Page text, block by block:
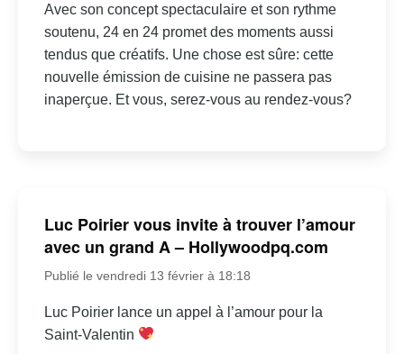
Avec son concept spectaculaire et son rythme
soutenu, 24 en 24 promet des moments aussi
tendus que créatifs. Une chose est sûre: cette
nouvelle émission de cuisine ne passera pas
inaperçue. Et vous, serez-vous au rendez-vous?
Luc Poirier vous invite à trouver l’amour
avec un grand A – Hollywoodpq.com
Publié le vendredi 13 février à 18:18
Luc Poirier lance un appel à l’amour pour la
Saint-Valentin